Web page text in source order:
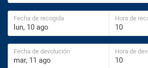
Fecha de recogida Hora de
Fecha de devolución Hora de